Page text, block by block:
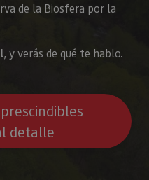
de la Biosfera por la
, y verás de qué te hablo.
detalle